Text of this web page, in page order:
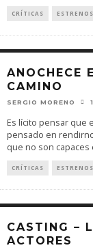
CRÍTICAS ESTRENOS
ANOCHECE
CAMINO
SERGIO MORENO
Es lícito pensar que
pensado en
que no son capaces
CRÍTICAS ESTRENOS
CASTING –
ACTORES